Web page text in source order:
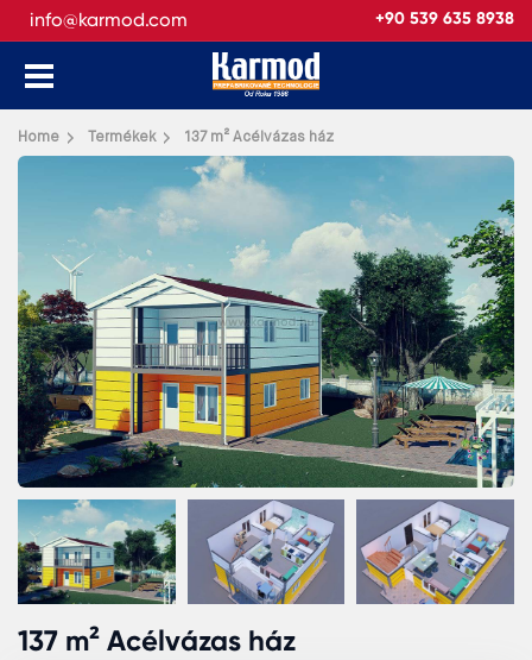
info@karmod.com +90 539 635 8938
Home Termékek 137 m² Acélvázas ház
137 m² Acélvázas ház